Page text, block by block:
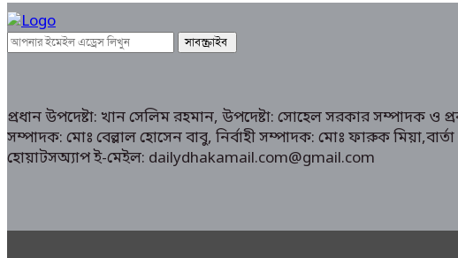
প্রধান উপদেষ্টা: খান সেলিম রহমান, উপদেষ্টা: সোহেল সরকার সম্পাদক
সম্পাদক: মোঃ বেল্লাল হোসেন বাবু, নির্বাহী সম্পাদক: মোঃ ফারুক
হোয়াটসঅ্যাপ ই-মেইল: dailydhakamail.com@gmail.com